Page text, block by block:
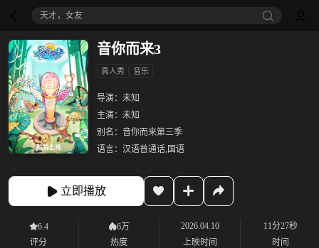
天才，女友
音你而来3
真人秀 音乐
导演： 未知
主演： 未知
别名： 音你而来第三季
语言： 汉语普通话,国语
立即播放
6.4
评分
6万
热度
2026.04.10
上映时间
11分27秒
时间